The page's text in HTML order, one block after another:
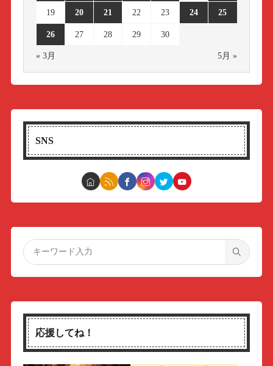
19 20 21 22 23 24 25
26 27 28 29 30
« 3月 5月 »
SNS
応援してね！